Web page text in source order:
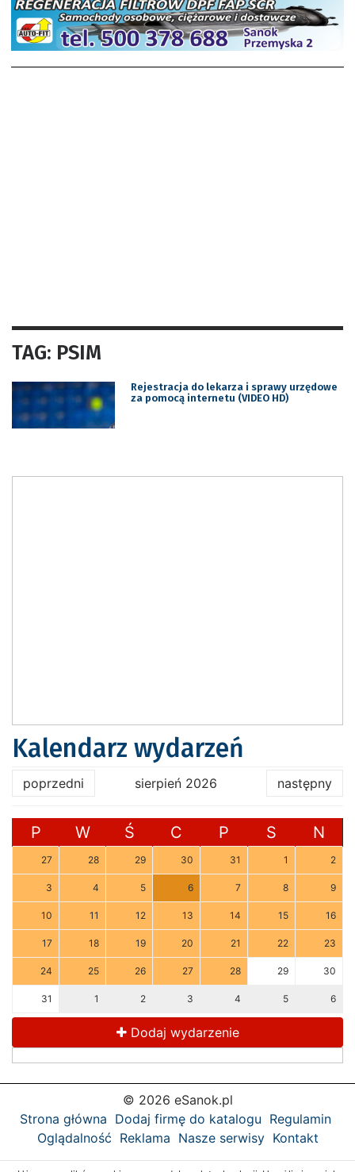
TAG: PSIM
Rejestracja do lekarza i sprawy urzędowe
za pomocą internetu (VIDEO HD)
Kalendarz wydarzeń
poprzedni sierpień 2026 następny
P W Ś C P S N
27 28 29 30 31 1 2
3 4 5 6 7 8 9
10 11 12 13 14 15 16
17 18 19 20 21 22 23
24 25 26 27 28 29 30
31 1 2 3 4 5 6
Dodaj wydarzenie
© 2026 eSanok.pl
Strona główna Dodaj firmę do katalogu Regulamin
Oglądalność Reklama Nasze serwisy Kontakt